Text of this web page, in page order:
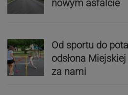
nowym asfalcie
Od sportu do
odsłona
za nami